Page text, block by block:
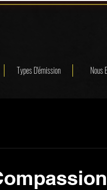
Types D'émission Nous